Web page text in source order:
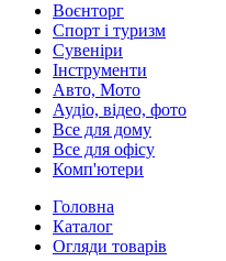
Воєнторг
Спорт і туризм
Сувеніри
Інструменти
Авто, Мото
Аудіо, відео, фото
Все для дому
Все для офісу
Комп'ютери
Головна
Каталог
Огляди товарів